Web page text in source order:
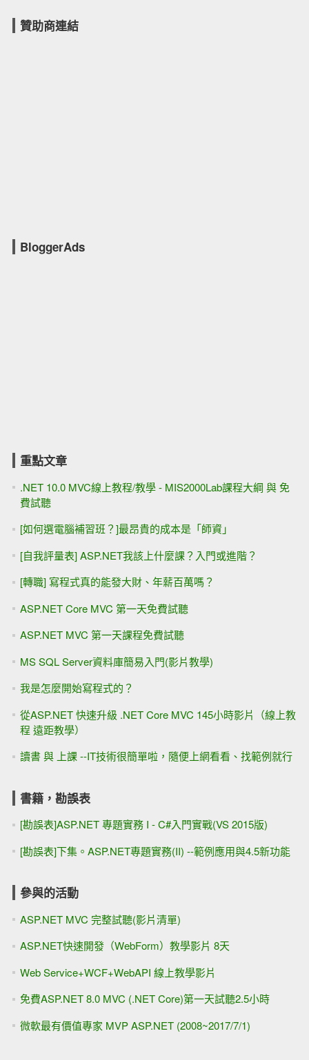
贊助商連結
BloggerAds
重點文章
.NET 10.0 MVC線上教程/教學 - MIS2000Lab課程大綱 與 免
費試聽
[如何選電腦補習班？]最昂貴的成本是「師資」
[自我評量表] ASP.NET我該上什麼課？入門或進階？
[轉職] 寫程式真的能發大財、年薪百萬嗎？
ASP.NET Core MVC 第一天免費試聽
ASP.NET MVC 第一天課程免費試聽
MS SQL Server資料庫簡易入門(影片教學)
我是怎麼開始寫程式的？
從ASP.NET 快速升級 .NET Core MVC 145小時影片（線上教
程 遠距教學）
讀書 與 上課 --IT技術很簡單啦，隨便上網看看、找範例就行
書籍，勘誤表
[勘誤表]ASP.NET 專題實務 I - C#入門實戰(VS 2015版)
[勘誤表]下集。ASP.NET專題實務(II) --範例應用與4.5新功能
參與的活動
ASP.NET MVC 完整試聽(影片清單)
ASP.NET快速開發（WebForm）教學影片 8天
Web Service+WCF+WebAPI 線上教學影片
免費ASP.NET 8.0 MVC (.NET Core)第一天試聽2.5小時
微軟最有價值專家 MVP ASP.NET (2008~2017/7/1)